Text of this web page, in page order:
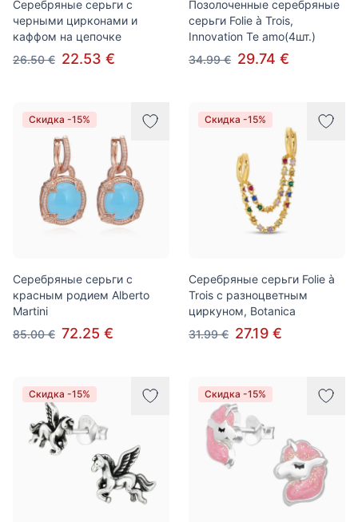
Серебряные серьги с
черными цирконами и
каффом на цепочке
26.50 € 22.53 €
Позолоченные серебряные
серьги Folie à Trois,
Innovation Te amo(4шт.)
34.99 € 29.74 €
Скидка -15%
Серебряные серьги с
красным родием Alberto
Martini
85.00 € 72.25 €
Скидка -15%
Серебряные серьги Folie à
Trois с разноцветным
циркуном, Botanica
31.99 € 27.19 €
Скидка -15% Скидка -15%